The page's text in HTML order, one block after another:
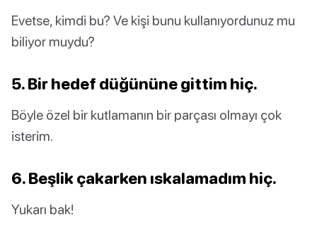
Evetse, kimdi bu? Ve kişi bunu kullanıyordunuz mu
biliyor muydu?
5. Bir hedef düğününe gittim hiç.
Böyle özel bir kutlamanın bir parçası olmayı çok
isterim.
6. Beşlik çakarken ıskalamadım hiç.
Yukarı bak!